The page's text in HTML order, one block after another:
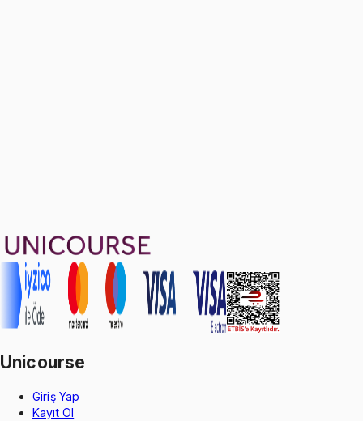
Unicourse
Giriş Yap
Kayıt Ol